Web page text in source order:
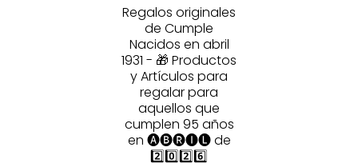
Regalos originales
de Cumple
Nacidos en abril
1931 - 🎁 Productos
y Artículos para
regalar para
aquellos que
cumplen 95 años
en 🅐🅑🅡🅘🅛 de
2️⃣0️⃣2️⃣6️⃣